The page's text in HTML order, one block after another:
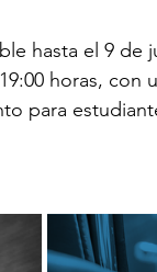
hasta el 9
horas,
para